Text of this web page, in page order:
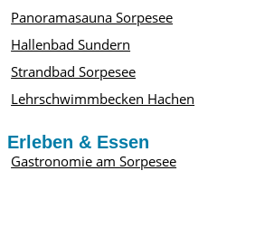
Panoramasauna Sorpesee
Hallenbad Sundern
Strandbad Sorpesee
Lehrschwimmbecken Hachen
Erleben & Essen
Gastronomie am Sorpesee